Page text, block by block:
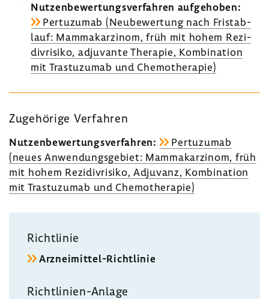
Nutzen­be­wer­tungs­ver­fahren aufge­hoben:
Pertu­zumab (Neube­wer­tung nach Frist­ab­
lauf: Mamma­kar­zinom, früh mit hohem Rezi­
di­v­ri­siko, adju­vante Therapie, Kombi­na­tion
mit Tras­tu­zumab und Chemo­the­rapie)
Zuge­hö­rige Verfahren
Nutzen­be­wer­tungs­ver­fahren:
Pertu­zumab
(neues Anwen­dungs­ge­biet: Mamma­kar­zinom, früh
mit hohem Rezi­di­v­ri­siko, Adju­vanz, Kombi­na­tion
mit Tras­tu­zumab und Chemo­the­rapie)
Richt­linie
Arzneimittel-​Richtlinie
Richtlinien-​Anlage